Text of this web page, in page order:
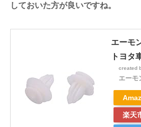
しておいた方が良いですね。
エーモ
トヨタ
created
エーモ
楽天